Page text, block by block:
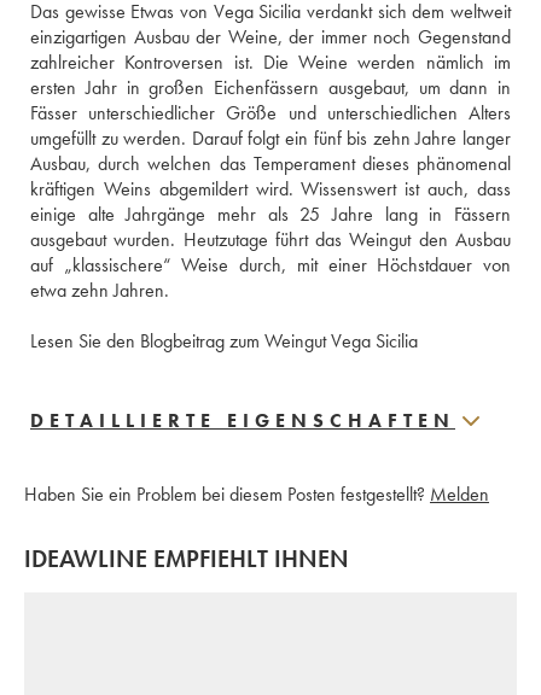
Das gewisse Etwas von Vega Sicilia verdankt sich dem weltweit
einzigartigen Ausbau der Weine, der immer noch Gegenstand
zahlreicher Kontroversen ist. Die Weine werden nämlich im
ersten Jahr in großen Eichenfässern ausgebaut, um dann in
Fässer unterschiedlicher Größe und unterschiedlichen Alters
umgefüllt zu werden. Darauf folgt ein fünf bis zehn Jahre langer
Ausbau, durch welchen das Temperament dieses phänomenal
kräftigen Weins abgemildert wird. Wissenswert ist auch, dass
einige alte Jahrgänge mehr als 25 Jahre lang in Fässern
ausgebaut wurden. Heutzutage führt das Weingut den Ausbau
auf „klassischere“ Weise durch, mit einer Höchstdauer von
etwa zehn Jahren.
DETAILLIERTE EIGENSCHAFTEN
Haben Sie ein Problem bei diesem Posten festgestellt? Melden
IDEAWLINE EMPFIEHLT IHNEN